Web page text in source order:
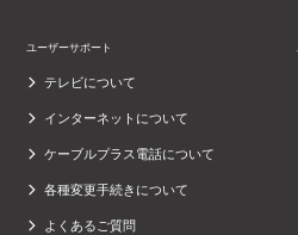
ユーザーサポート
テレビについて
インターネットについて
ケーブルプラス電話について
各種変更手続きについて
よくあるご質問